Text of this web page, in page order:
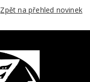
Zpět na přehled novinek